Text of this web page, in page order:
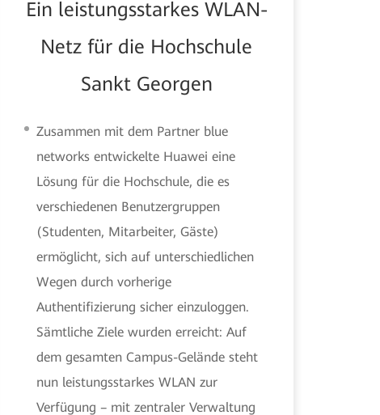
Ein leistungsstarkes WLAN-
Netz für die Hochschule
Sankt Georgen
Zusammen mit dem Partner blue
networks entwickelte Huawei eine
Lösung für die Hochschule, die es
verschiedenen Benutzergruppen
(Studenten, Mitarbeiter, Gäste)
ermöglicht, sich auf unterschiedlichen
Wegen durch vorherige
Authentifizierung sicher einzuloggen.
Sämtliche Ziele wurden erreicht: Auf
dem gesamten Campus-Gelände steht
nun leistungsstarkes WLAN zur
Verfügung – mit zentraler Verwaltung